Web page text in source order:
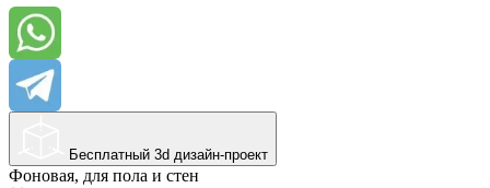
Бесплатный 3d дизайн-проект
Фоновая, для пола и стен